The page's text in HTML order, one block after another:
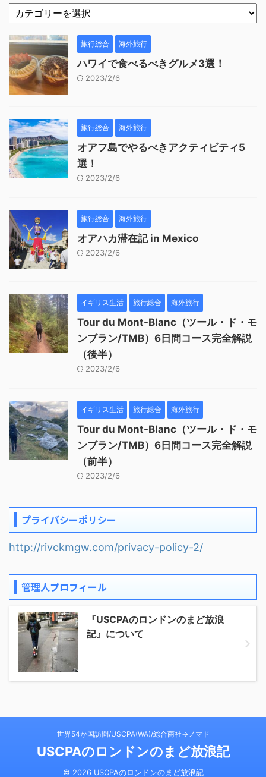
旅行総合 海外旅行
ハワイで食べるべきグルメ3選！
2023/2/6
旅行総合 海外旅行
オアフ島でやるべきアクティビティ5
選！
2023/2/6
旅行総合 海外旅行
オアハカ滞在記 in Mexico
2023/2/6
イギリス生活 旅行総合 海外旅行
Tour du Mont-Blanc（ツール・ド・モ
ンブラン/TMB）6日間コース完全解説
（後半）
2023/2/6
イギリス生活 旅行総合 海外旅行
Tour du Mont-Blanc（ツール・ド・モ
ンブラン/TMB）6日間コース完全解説
（前半）
2023/2/6
プライバシーポリシー
http://rivckmgw.com/privacy-policy-2/
管理人プロフィール
『USCPAのロンドンのまど放浪
記』について
世界54か国訪問/USCPA(WA)/総合商社→ノマド
USCPAのロンドンのまど放浪記
© 2026 USCPAのロンドンのまど放浪記